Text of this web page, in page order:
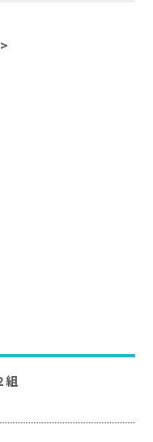
組